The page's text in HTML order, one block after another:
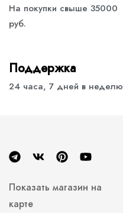
На покупки свыше 35000
руб.
Поддержка
24 часа, 7 дней в неделю
Показать магазин на
карте